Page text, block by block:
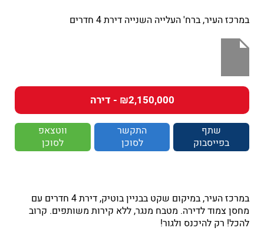
במרכז העיר, ברח' העלייה השנייה דירת 4 חדרים
₪2,150,000 - דירה
שתף
בפייסבוק
התקשר
לסוכן
ווטצאפ
לסוכן
במרכז העיר, במיקום שקט בבניין בוטיק, דירת 4 חדרים עם
מחסן צמוד לדירה. מטבח מנגר, ללא קירות משותפים. קרוב
להכל! רק להיכנס ולגור!